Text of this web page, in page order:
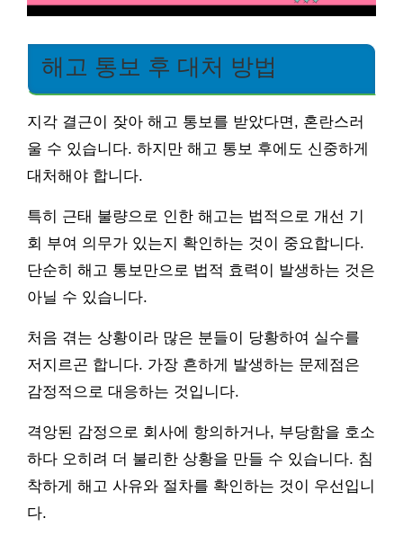
해고 통보 후 대처 방법
지각 결근이 잦아 해고 통보를 받았다면, 혼란스러
울 수 있습니다. 하지만 해고 통보 후에도 신중하게
대처해야 합니다.
특히 근태 불량으로 인한 해고는 법적으로 개선 기
회 부여 의무가 있는지 확인하는 것이 중요합니다.
단순히 해고 통보만으로 법적 효력이 발생하는 것은
아닐 수 있습니다.
처음 겪는 상황이라 많은 분들이 당황하여 실수를
저지르곤 합니다. 가장 흔하게 발생하는 문제점은
감정적으로 대응하는 것입니다.
격앙된 감정으로 회사에 항의하거나, 부당함을 호소
하다 오히려 더 불리한 상황을 만들 수 있습니다. 침
착하게 해고 사유와 절차를 확인하는 것이 우선입니
다.